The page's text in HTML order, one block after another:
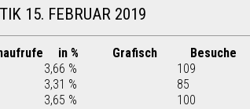
15. FEBRUAR 2019
in % Grafisch Besuche
3,66 % 109
3,31 % 85
3,65 % 100